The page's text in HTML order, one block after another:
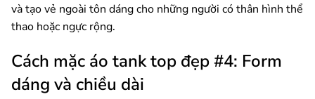
và tạo vẻ ngoài tôn dáng cho những người có thân hình thể
thao hoặc ngực rộng.
Cách mặc áo tank top đẹp #4: Form
dáng và chiều dài